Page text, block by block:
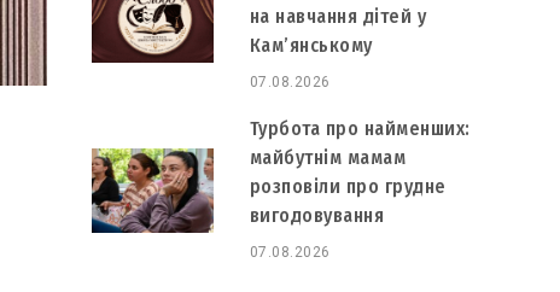
на навчання дітей у
Кам’янському
07.08.2026
Турбота про найменших:
майбутнім мамам
розповіли про грудне
вигодовування
07.08.2026